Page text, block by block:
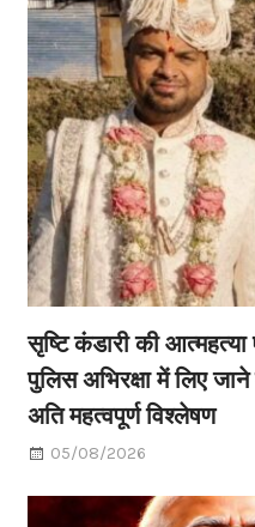
सृष्टि कंडारी की
पुलिस अभिरक्षा में लिए
अति महत्वपूर्ण विश्लेषण
05/08/2026